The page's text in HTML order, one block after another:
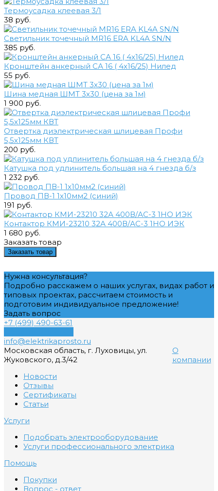
Термоусадка клеевая 3/1
38 руб.
Светильник точечный MR16 ERA KL4A SN/N
385 руб.
Кронштейн анкерный СА 16 ( 4х16/25) Нилед
55 руб.
Шина медная ШМТ 3х30 (цена за 1м)
1 900 руб.
Отвертка диэлектрическая шлицевая Профи
5,5х125мм КВТ
200 руб.
Катушка под удлинитель большая на 4 гнезда б/з
1 232 руб.
Провод ПВ-1 1х10мм2 (синий)
191 руб.
Контактор КМИ-23210 32А 400В/АС-3 1НО ИЭК
1 680 руб.
Заказать товар
Заказать товар
Нужна консультация?
Подробно расскажем о наших услугах, видах работ и
типовых проектах, рассчитаем стоимость и
подготовим индивидуальное предложение!
Задать вопрос
+7 (499) 490-63-61
info@elektrikaprosto.ru
Московская область, г. Луховицы, ул.
Жуковского, д.3/42
О
компании
Новости
Отзывы
Сертификаты
Статьи
Услуги
Подобрать электрооборудование
Услуги профессионального электрика
Помощь
Покупки
Вопрос - ответ